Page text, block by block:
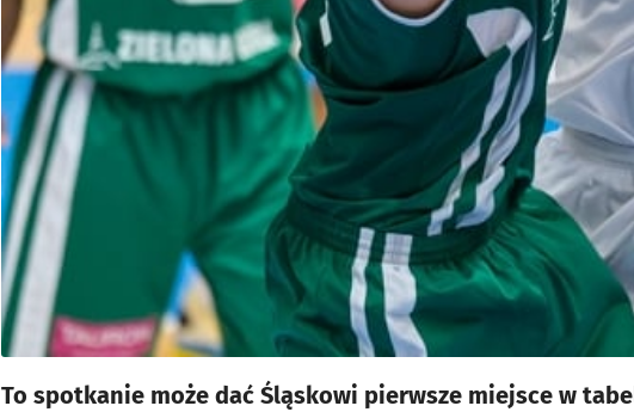
To spotkanie może dać Śląskowi pierwsze miejsce w